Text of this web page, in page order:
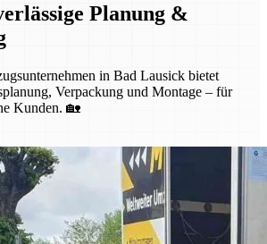
Planung &
in Bad Lausick bietet
Verpackung und Montage – für
Kunden. 🏡